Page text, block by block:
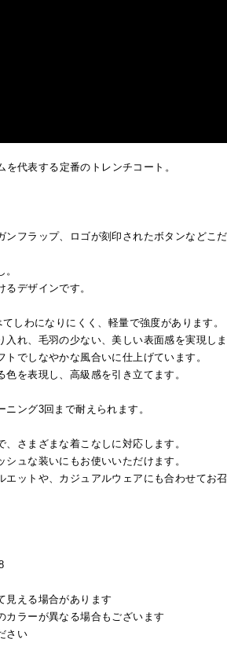
代表する定番のトレンチコート。
フラップ、ロゴが刻印されたボタンなどこ
デザインです。
しわになりにくく、軽量で強度があります。
れ、毛羽の少ない、美しい表面感を実現しま
でしなやかな風合いに仕上げています。
を表現し、高級感を引き立てます。
ング3回まで耐えられます。
さまざまな着こなしに対応します。
ュな装いにもお使いいただけます。
ットや、カジュアルウェアにも合わせてお召
見える場合があります
ラーが異なる場合もございます
さい